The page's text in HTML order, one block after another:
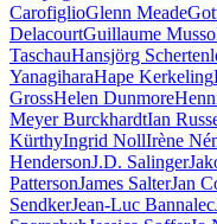
CarofiglioGlenn Meade
DelacourtGuillaume Musso
TaschauHansjörg
YanagiharaHape Kerkeling
GrossHelen Dunmore
Meyer BurckhardtIan
KürthyIngrid NollIrène
HendersonJ.D. Salinger
PattersonJames SalterJan
SendkerJean-Luc Bannalec